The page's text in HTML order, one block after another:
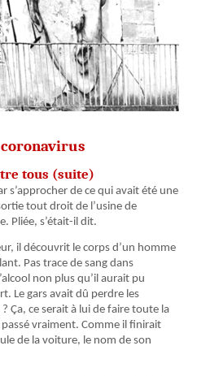
tous (suite)
s’approcher de ce qui avait été une
tout droit de l’usine de
Pliée, s’était-il dit.
il découvrit le corps d’un homme
Pas trace de sang dans
non plus qu’il aurait pu
Le gars avait dû perdre les
Ça, ce serait à lui de faire toute la
vraiment. Comme il finirait
de la voiture, le nom de son